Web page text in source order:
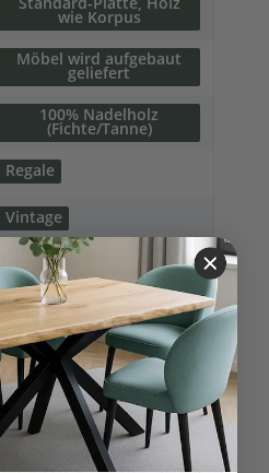
wie Korpus
Möbel wird aufgebaut
geliefert
100% Nadelholz
(Fichte/Tanne)
Regale
Vintage
Französischer
Landhausstil
Regale Wandregal
kg
kg
120,00 × 25,00 × 16,00